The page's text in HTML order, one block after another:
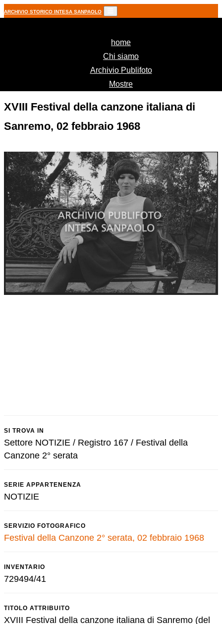
ARCHIVIO STORICO INTESA SANPAOLO
home(current)
Chi siamo
Archivio Publifoto
Mostre
XVIII Festival della canzone italiana di
Sanremo, 02 febbraio 1968
SI TROVA IN
Settore NOTIZIE / Registro 167 / Festival della
Canzone 2° serata
SERIE APPARTENENZA
NOTIZIE
SERVIZIO FOTOGRAFICO
Festival della Canzone 2° serata, 02 febbraio 1968
INVENTARIO
729494/41
TITOLO ATTRIBUITO
XVIII Festival della canzone italiana di Sanremo (del